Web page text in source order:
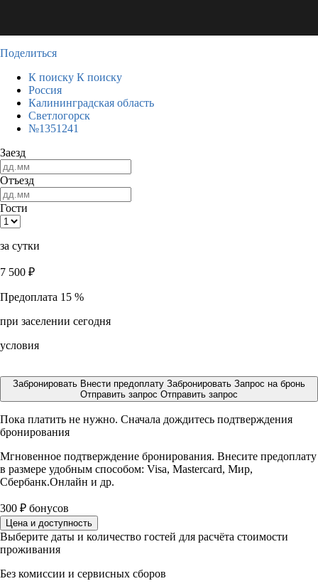
Поделиться
К поиску К поиску
Россия
Калининградская область
Светлогорск
№1351241
Заезд
Отъезд
Гости
за сутки
7 500 ₽
Предоплата 15 %
при заселении сегодня
условия
Забронировать Внести предоплату Забронировать Запрос на бронь
Отправить запрос Отправить запрос
Пока платить не нужно. Сначала дождитесь подтверждения
бронирования
Мгновенное подтверждение бронирования. Внесите предоплату
в размере удобным способом: Visa, Mastercard, Мир,
Сбербанк.Онлайн и др.
300 ₽ бонусов
Цена и доступность
Выберите даты и количество гостей для расчёта стоимости
проживания
Без комиссии и сервисных сборов